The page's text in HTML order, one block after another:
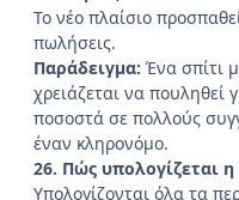
Το νέο πλαίσιο
πωλήσεις.
Παράδειγμα: Ένα σπίτι
χρειάζεται να πουληθεί
ποσοστά σε πολλούς
έναν κληρονόμο.
26. Πώς υπολογίζεται
Υπολογίζονται όλα τα